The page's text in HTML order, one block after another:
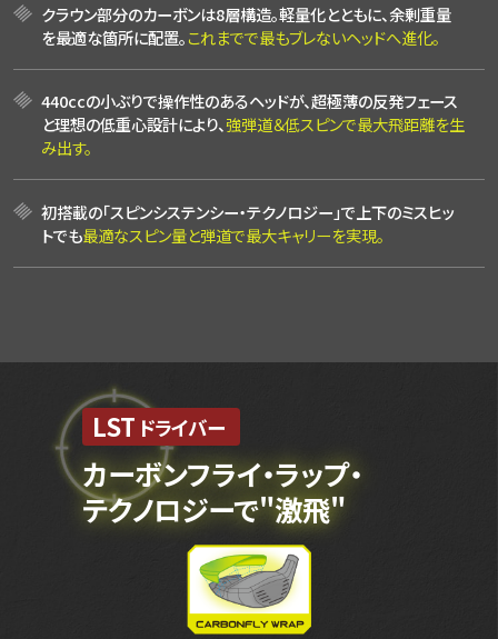
クラウン部分のカーボンは8層構造。軽量化とともに、余剰重量
を最適な箇所に配置。これまでで最もブレないヘッドへ進化。
440ccの小ぶりで操作性のあるヘッドが、超極薄の反発フェース
と理想の低重心設計により、強弾道＆低スピンで最大飛距離を生
み出す。
初搭載の「スピンシステンシー・テクノロジー」で上下のミスヒッ
トでも最適なスピン量と弾道で最大キャリーを実現。
LST ドライバー
カーボンフライ・ラップ・
テクノロジーで"激飛"